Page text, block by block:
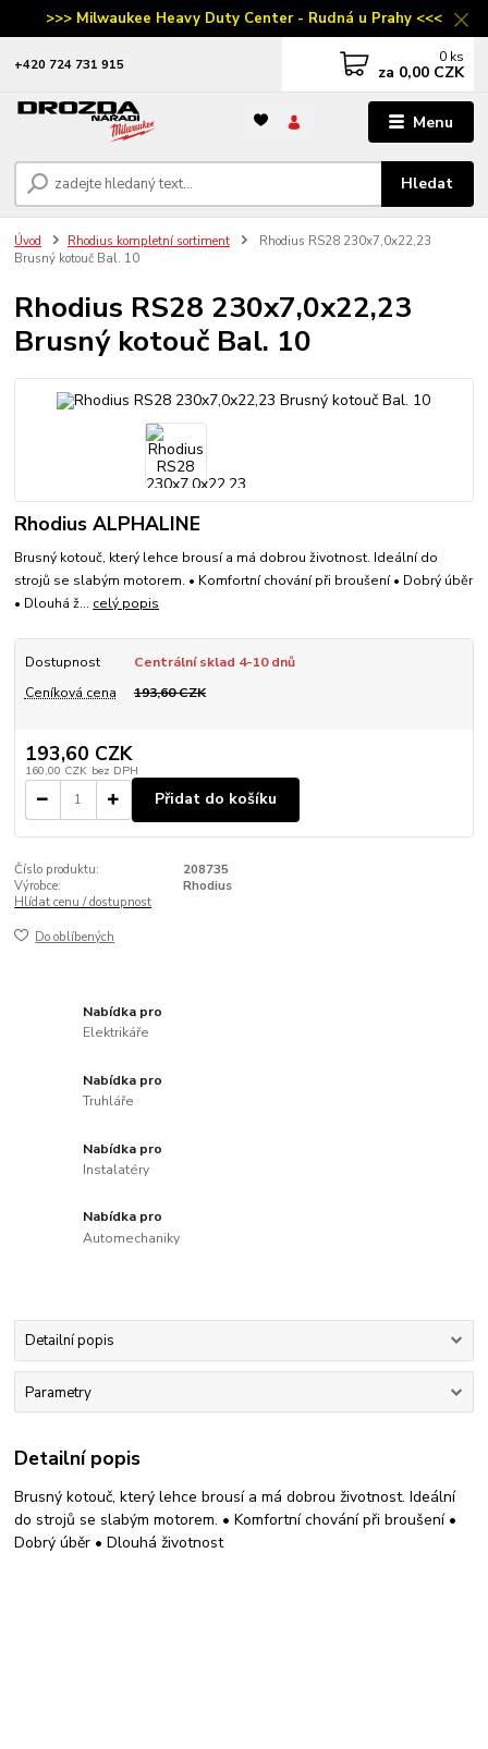
>>> Milwaukee Heavy Duty Center - Rudná u Prahy <<<
Menu
Hledat
‭+420 724 731 915 0 ks
za 0,00 CZK
Úvod Rhodius kompletní sortiment
Rhodius RS28 230x7,0x22,23
Brusný kotouč Bal. 10
Rhodius RS28 230x7,0x22,23
Brusný kotouč Bal. 10
Rhodius ALPHALINE
Brusný kotouč, který lehce brousí a má dobrou životnost. Ideální do
strojů se slabým motorem. • Komfortní chování při broušení • Dobrý úběr
• Dlouhá ž... celý popis
Dostupnost
Centrální sklad 4-10 dnů
Ceníková cena
193,60 CZK
193,60 CZK
160,00 CZK bez DPH
Přidat do košíku
Číslo produktu:
208735
Výrobce:
Rhodius
Hlídat cenu / dostupnost
Do oblíbených
Nabídka pro
Elektrikáře
Nabídka pro
Truhláře
Nabídka pro
Instalatéry
Nabídka pro
Automechaniky
Detailní popis
Parametry
Detailní popis
Brusný kotouč, který lehce brousí a má dobrou životnost. Ideální
do strojů se slabým motorem. • Komfortní chování při broušení •
Dobrý úběr • Dlouhá životnost